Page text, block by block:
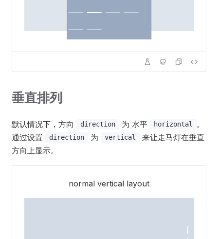
垂直排列
默认情况下，方向 direction 为 水平 horizontal
。
通过设置
direction 为 vertical
来让走马灯在垂直
方向上显示。
normal vertical layout
3